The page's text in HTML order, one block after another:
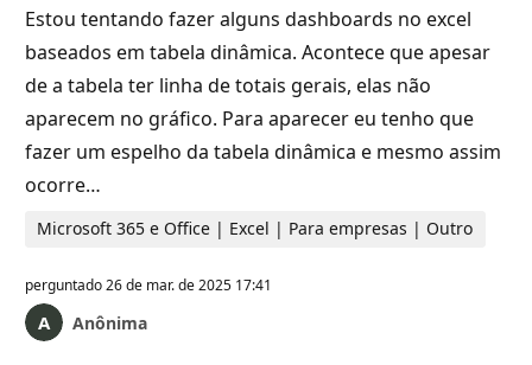
Estou tentando fazer alguns dashboards no excel
baseados em tabela dinâmica. Acontece que apesar
de a tabela ter linha de totais gerais, elas não
aparecem no gráfico. Para aparecer eu tenho que
fazer um espelho da tabela dinâmica e mesmo assim
ocorre…
Microsoft 365 e Office | Excel | Para empresas | Outro
perguntado26 de mar. de 2025 17:41
Anônima